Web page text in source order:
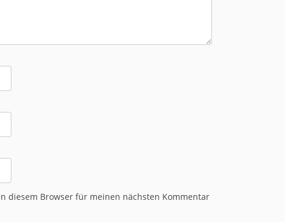
diesem Browser für meinen nächsten Kommentar